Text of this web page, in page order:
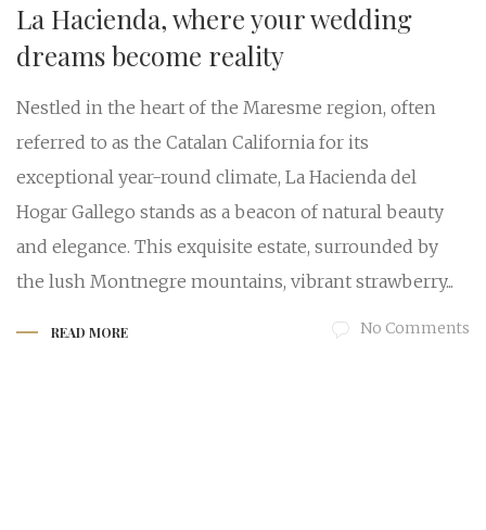
La Hacienda, where your wedding
dreams become reality
Nestled in the heart of the Maresme region, often
referred to as the Catalan California for its
exceptional year-round climate, La Hacienda del
Hogar Gallego stands as a beacon of natural beauty
and elegance. This exquisite estate, surrounded by
the lush Montnegre mountains, vibrant strawberry...
READ MORE No Comments